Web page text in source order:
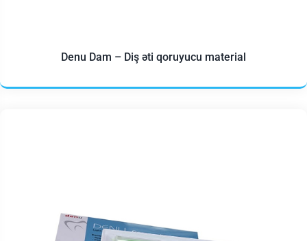
Denu Dam – Diş əti qoruyucu material